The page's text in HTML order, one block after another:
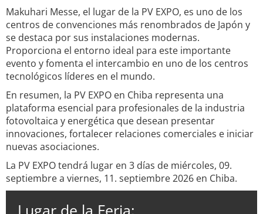
Makuhari Messe, el lugar de la PV EXPO, es uno de los
centros de convenciones más renombrados de Japón y
se destaca por sus instalaciones modernas.
Proporciona el entorno ideal para este importante
evento y fomenta el intercambio en uno de los centros
tecnológicos líderes en el mundo.
En resumen, la PV EXPO en Chiba representa una
plataforma esencial para profesionales de la industria
fotovoltaica y energética que desean presentar
innovaciones, fortalecer relaciones comerciales e iniciar
nuevas asociaciones.
La PV EXPO tendrá lugar en 3 días de miércoles, 09.
septiembre a viernes, 11. septiembre 2026 en Chiba.
Lugar de la Feria: